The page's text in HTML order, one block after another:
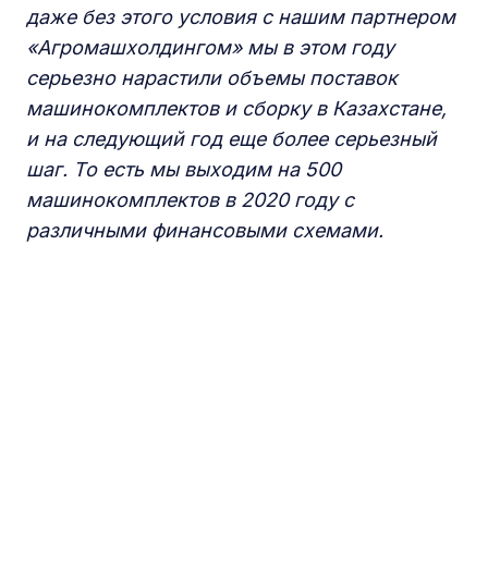
даже без этого условия с нашим партнером
«Агромашхолдингом» мы в этом году
серьезно нарастили объемы поставок
машинокомплектов и сборку в Казахстане,
и на следующий год еще более серьезный
шаг. То есть мы выходим на 500
машинокомплектов в 2020 году с
различными финансовыми схемами.